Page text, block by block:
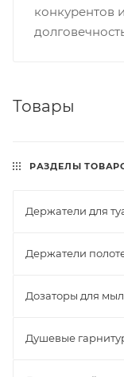
конкурентов
Товары
РАЗДЕЛЫ
Держатели для
Держатели
Дозаторы для
Душевые